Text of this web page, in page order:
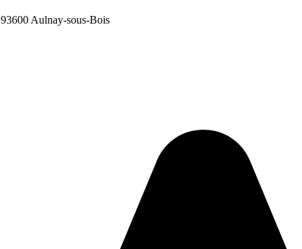
93600 Aulnay-sous-Bois